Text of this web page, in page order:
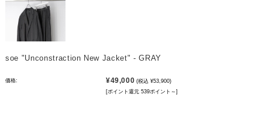
soe "Unconstraction New Jacket" - GRAY
価格: ¥49,000 (税込 ¥53,900)
[ポイント還元 539ポイント～]